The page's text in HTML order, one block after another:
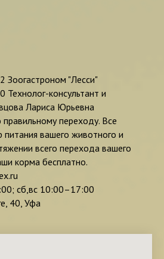
Зоогастроном "Лесси"
Технолог-консультант и
Лариса Юрьевна
правильному переходу. Все
вашего животного и
всего перехода вашего
корма бесплатно.
сб,вс 10:00–17:00
40, Уфа